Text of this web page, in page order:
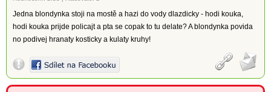
Jedna blondynka stoji na mostě a hazi do vody dlazdicky - hodi kouka,
hodi kouka prijde policajt a pta se copak to tu delate? A blondynka povida
no podivej hranaty kosticky a kulaty kruhy!